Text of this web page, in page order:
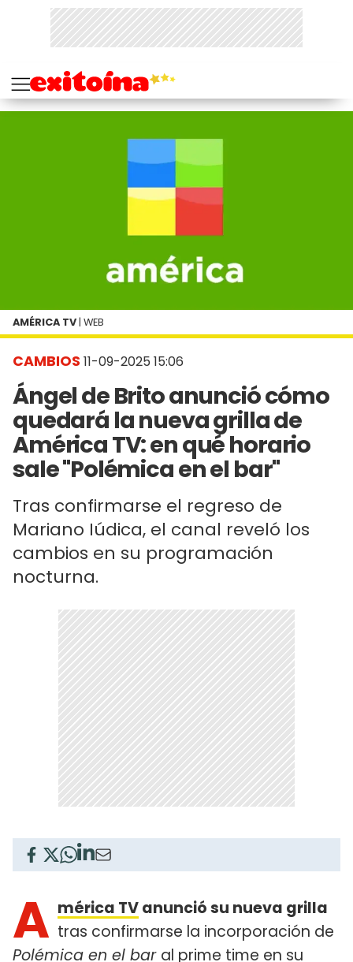
CAMBIOS 11-09-2025 15:06
Ángel de Brito anunció cómo
quedará la nueva grilla de
América TV: en qué horario
sale "Polémica en el bar"
Tras confirmarse el regreso de
Mariano Iúdica, el canal reveló los
cambios en su programación
nocturna.
AMÉRICA TV | WEB
A mérica TVanunció su nueva grilla
tras confirmarse la incorporación de
Polémica en el bar al prime time en su